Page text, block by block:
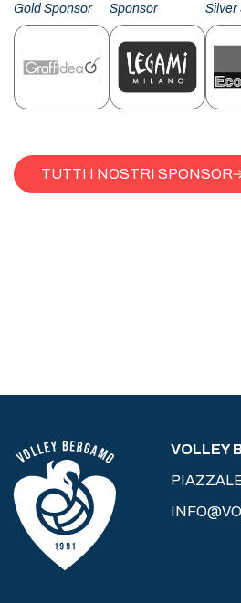
Gold Sponsor
Sponsor
Silver
TUTTI I NOSTRI SPONSOR
VOLLEY